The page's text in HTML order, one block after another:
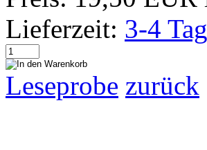
Lieferzeit: 3-4
Leseprobe zurück